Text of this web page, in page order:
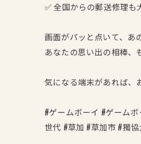
✅ 全国からの郵送修理も
画面がパッと点いて、あ
あなたの思い出の相棒、
気になる端末があれば、
#ゲームボーイ #ゲーム
世代 #草加 #草加市 #獨